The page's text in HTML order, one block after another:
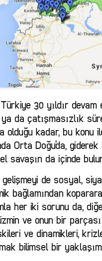
30 yıldır
ya da çatışmasızlık
olduğu kadar, bu konu
Orta Doğu’da,
savaşın da içinde
de sosyal,
bağlamından
her iki sorunu da,
ve onun bir
ve dinamikleri,
bilimsel bir